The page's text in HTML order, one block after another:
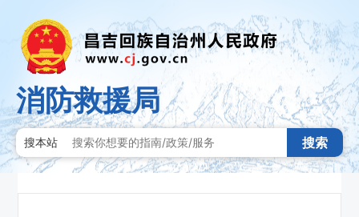
消防救援局
搜本站 搜索